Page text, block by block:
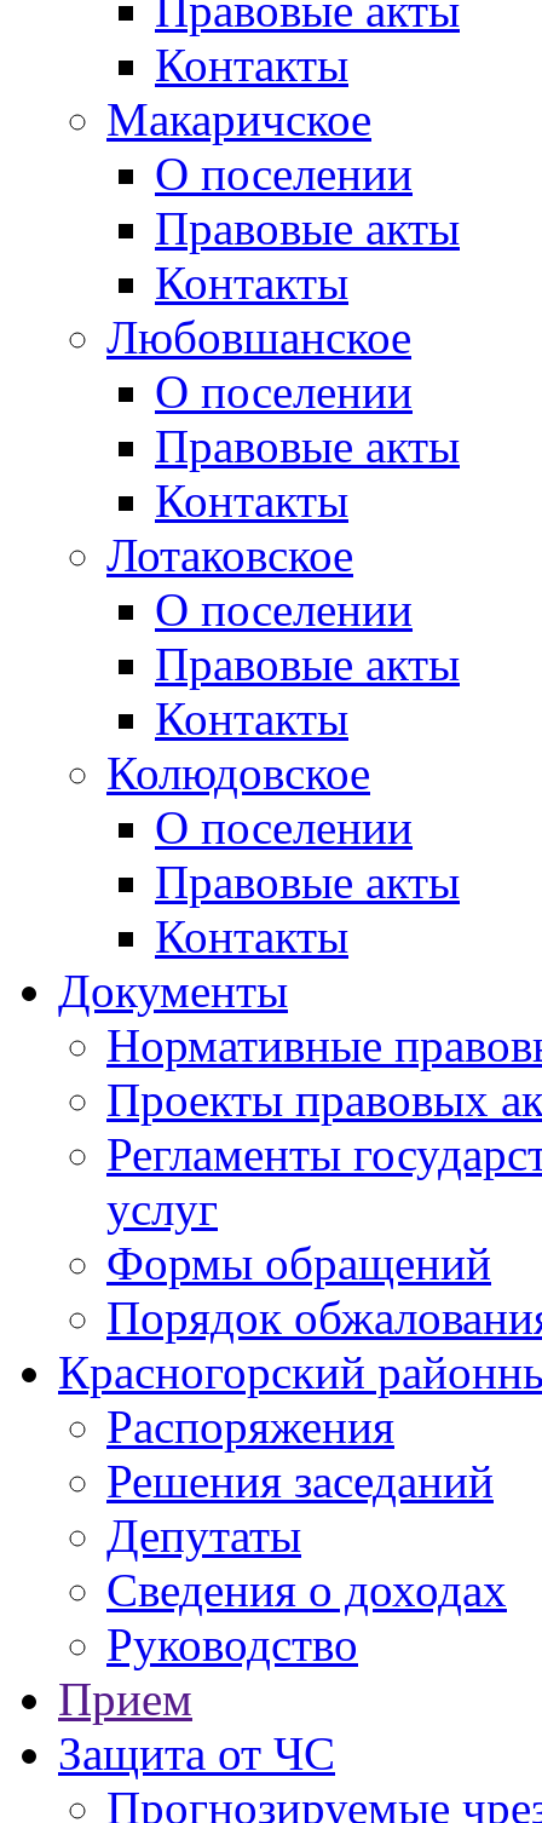
Контакты
Макаричское
О поселении
Правовые акты
Контакты
Любовшанское
О поселении
Правовые акты
Контакты
Лотаковское
О поселении
Правовые акты
Контакты
Колюдовское
О поселении
Правовые акты
Контакты
Документы
Нормативные
Проекты правовых
Регламенты
услуг
Формы обращений
Порядок
Красногорский
Распоряжения
Решения заседаний
Депутаты
Сведения о доходах
Руководство
Прием
Защита от ЧС
Прогнозируемые